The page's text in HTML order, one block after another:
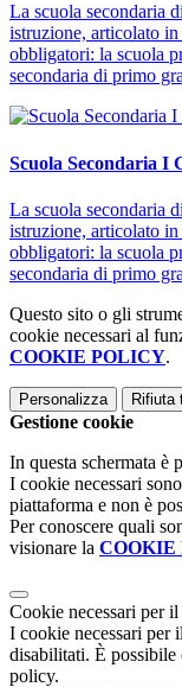
La scuola secondaria
istruzione, articolato
obbligatori: la scuola
secondaria di primo
Scuola Secondaria I
La scuola secondaria
istruzione, articolato
obbligatori: la scuola
secondaria di primo
Questo sito o gli
cookie necessari al
COOKIE POLICY.
Personalizza Rifiuta
Gestione cookie
In questa schermata è
I cookie necessari
piattaforma e non è
Per conoscere quali
visionare la COOKIE
Cookie necessari per
I cookie necessari per
disabilitati. È possibile
policy.